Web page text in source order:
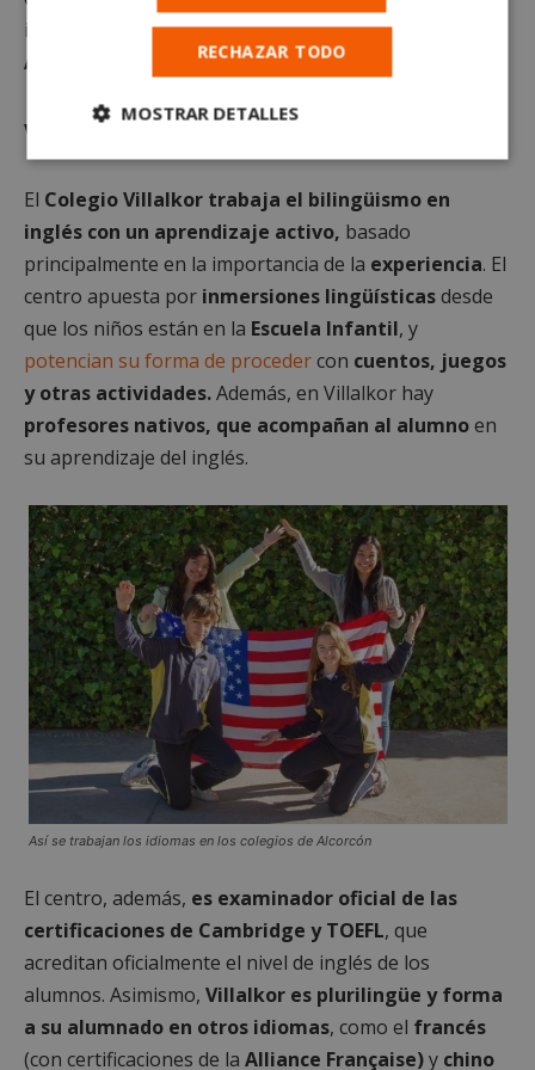
inmediaciones de la estación deMetro y Renfe de
Alcorcón Central.
Villalkor
El Colegio Villalkor trabaja el bilingüismo en
inglés con un aprendizaje activo, basado
principalmente en la importancia de la experiencia. El
centro apuesta por inmersiones lingüísticasdesde
que los niños están en la Escuela Infantil, y
potencian su forma de procedercon cuentos, juegos
y otras actividades.Además, en Villalkor hay
profesores nativos, que acompañan al alumnoen
su aprendizaje del inglés.
Así se trabajan los idiomas en los colegios de Alcorcón
El centro, además, es examinador oficial de las
certificaciones de Cambridge y TOEFL, que
acreditan oficialmente el nivel de inglés de los
alumnos. Asimismo, Villalkor es plurilingüe y forma
a su alumnado en otros idiomas, como el francés
(con certificaciones de la Alliance Française)y chino
RECHAZAR TODO
MOSTRAR DETALLES
Cookies
necesarias
Cookies de
Cookies de
preferencias
Cookies de
funcionalidad
Cookies no clasificadas
Cookies estrictamente necesarias
Cookies de rendimiento
Cookies de preferencias
Cookies de funcionalidad
Cookies no clasificadas
Las cookies estrictamente necesarias permiten la
funcionalidad principal del sitio web, como el
inicio de sesión de usuario y la gestión de cuentas.
El sitio web no se puede utilizar correctamente sin
las cookies estrictamente necesarias.
alcorconhoy.com